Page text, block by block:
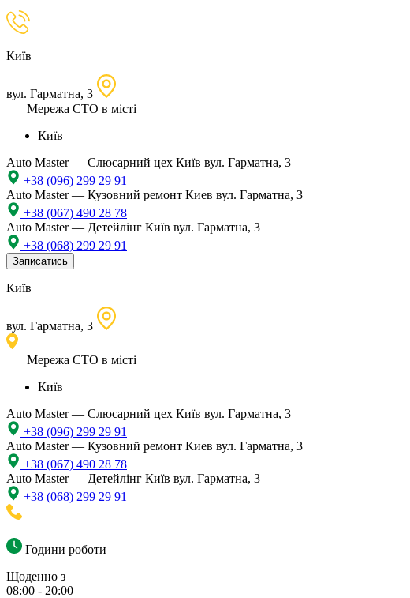
Київ
вул. Гарматна, 3
Мережа СТО в місті
Київ
Auto Master — Слюсарний цех Київ вул. Гарматна, 3
+38 (096) 299 29 91
Auto Master — Кузовний ремонт Киев вул. Гарматна, 3
+38 (067) 490 28 78
Auto Master — Детейлінг Київ вул. Гарматна, 3
+38 (068) 299 29 91
Записатись
Київ
вул. Гарматна, 3
Мережа СТО в місті
Київ
Auto Master — Слюсарний цех Київ вул. Гарматна, 3
+38 (096) 299 29 91
Auto Master — Кузовний ремонт Киев вул. Гарматна, 3
+38 (067) 490 28 78
Auto Master — Детейлінг Київ вул. Гарматна, 3
+38 (068) 299 29 91
Години роботи
Щоденно з
08:00 - 20:00